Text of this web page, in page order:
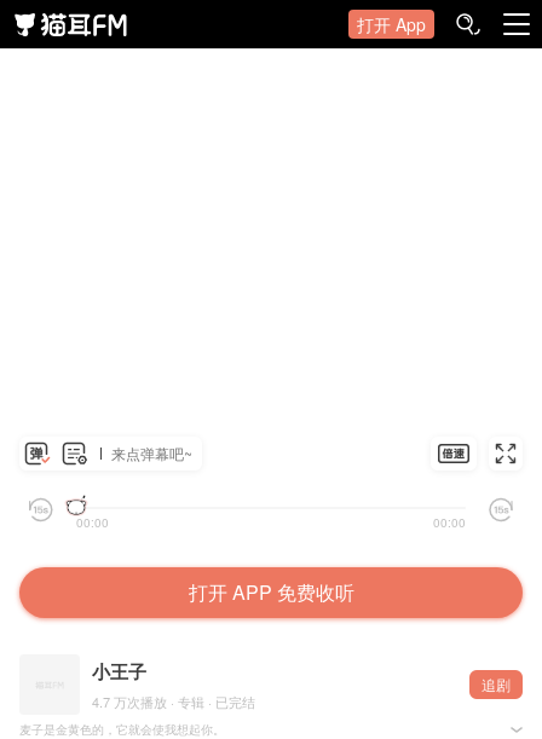
打开 App
来点弹幕吧~
00:00 00:00
打开 APP 免费收听
小王子
4.7 万次播放 · 专辑 · 已完结
追剧
麦子是金黄色的，它就会使我想起你。